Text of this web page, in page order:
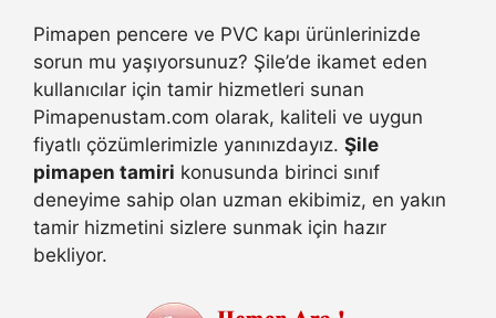
Pimapen pencere ve PVC kapı ürünlerinizde
sorun mu yaşıyorsunuz? Şile’de ikamet eden
kullanıcılar için tamir hizmetleri sunan
Pimapenustam.com olarak, kaliteli ve uygun
fiyatlı çözümlerimizle yanınızdayız. Şile
pimapen tamiri konusunda birinci sınıf
deneyime sahip olan uzman ekibimiz, en yakın
tamir hizmetini sizlere sunmak için hazır
bekliyor.